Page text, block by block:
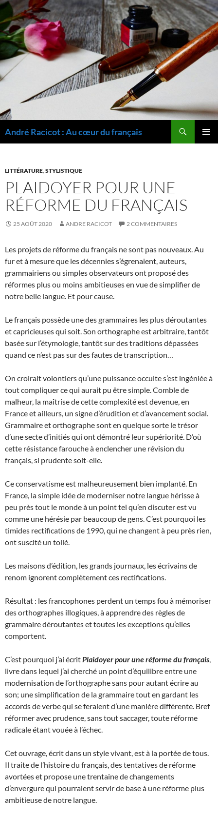
André Racicot : Au cœur du français
LITTÉRATURE,STYLISTIQUE
PLAIDOYER POUR UNE
RÉFORME DU FRANÇAIS
25 AOÛT 2020 ANDRE RACICOT 2 COMMENTAIRES
Les projets de réforme du français ne sont pas nouveaux. Au
fur et à mesure que les décennies s’égrenaient, auteurs,
grammairiens ou simples observateurs ont proposé des
réformes plus ou moins ambitieuses en vue de simplifier de
notre belle langue. Et pour cause.
Le français possède une des grammaires les plus déroutantes
et capricieuses qui soit. Son orthographe est arbitraire, tantôt
basée sur l’étymologie, tantôt sur des traditions dépassées
quand ce n’est pas sur des fautes de transcription…
On croirait volontiers qu’une puissance occulte s’est ingéniée à
tout compliquer ce qui aurait pu être simple. Comble de
malheur, la maîtrise de cette complexité est devenue, en
France et ailleurs, un signe d’érudition et d’avancement social.
Grammaire et orthographe sont en quelque sorte le trésor
d’une secte d’initiés qui ont démontré leur supériorité. D’où
cette résistance farouche à enclencher une révision du
français, si prudente soit-elle.
Ce conservatisme est malheureusement bien implanté. En
France, la simple idée de moderniser notre langue hérisse à
peu près tout le monde à un point tel qu’en discuter est vu
comme une hérésie par beaucoup de gens. C’est pourquoi les
timides rectifications de 1990, qui ne changent à peu près rien,
ont suscité un tollé.
Les maisons d’édition, les grands journaux, les écrivains de
renom ignorent complètement ces rectifications.
Résultat : les francophones perdent un temps fou à mémoriser
des orthographes illogiques, à apprendre des règles de
grammaire déroutantes et toutes les exceptions qu’elles
comportent.
C’est pourquoi j’ai écritPlaidoyer pour une réforme du français,
livre dans lequel j’ai cherché un point d’équilibre entre une
modernisation de l’orthographe sans pour autant écrire au
son; une simplification de la grammaire tout en gardant les
accords de verbe qui se feraient d’une manière différente. Bref
réformer avec prudence, sans tout saccager, toute réforme
radicale étant vouée à l’échec.
Cet ouvrage, écrit dans un style vivant, est à la portée de tous.
Il traite de l’histoire du français, des tentatives de réforme
avortées et propose une trentaine de changements
d’envergure qui pourraient servir de base à une réforme plus
ambitieuse de notre langue.